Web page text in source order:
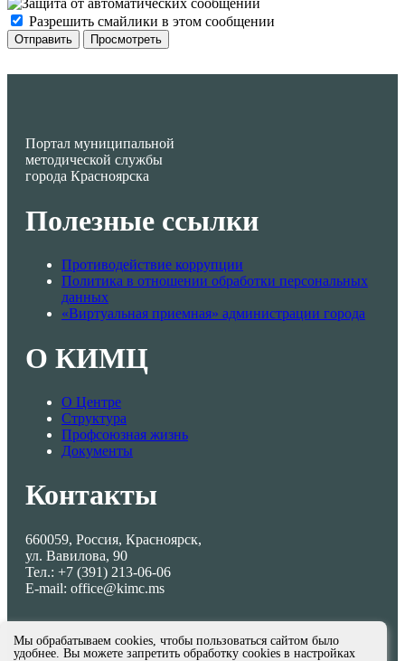
Разрешить смайлики в этом сообщении
Портал муниципальной
методической службы
города Красноярска
Полезные ссылки
Противодействие коррупции
Политика в отношении обработки персональных
данных
«Виртуальная приемная» администрации города
О КИМЦ
О Центре
Структура
Профсоюзная жизнь
Документы
Контакты
660059, Россия, Красноярск,
ул. Вавилова, 90
Тел.: +7 (391) 213-06-06
E-mail: office@kimc.ms
Мы обрабатываем cookies, чтобы пользоваться сайтом было
удобнее. Вы можете запретить обработку cookies в настройках